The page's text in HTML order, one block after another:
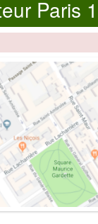
Paris